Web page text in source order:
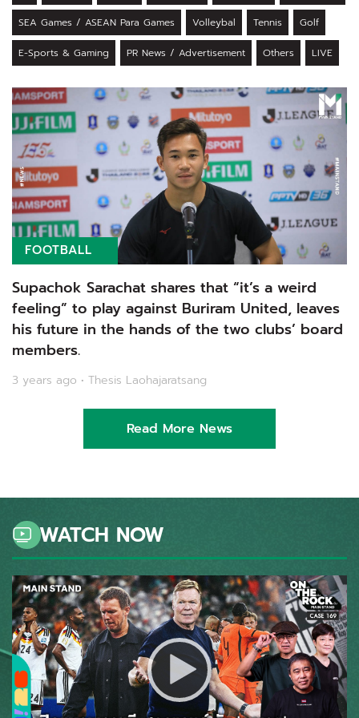
SEA Games / ASEAN Para Games Volleybal Tennis Golf
E-Sports & Gaming PR News / Advertisement Others LIVE
FOOTBALL
Supachok Sarachat shares that “it’s a weird
feeling” to play against Buriram United, leaves
his future in the hands of the two clubs’ board
members.
3 years ago • Thesis Laohajaratsang
Read More News
WATCH NOW
Video Player